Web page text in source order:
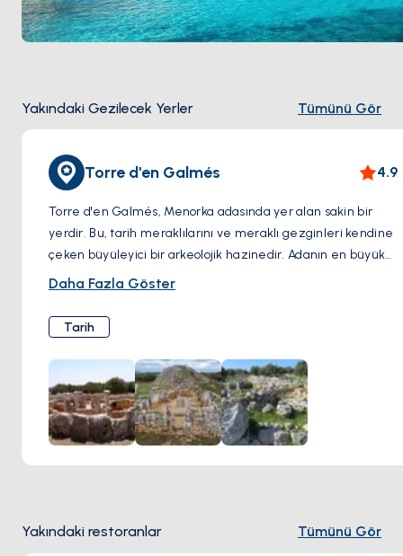
Yakındaki Gezilecek Yerler Tümünü Gör
Torre d'en Galmés 4.9
Torre d'en Galmés, Menorka adasında yer alan sakin bir
yerdir. Bu, tarih meraklılarını ve meraklı gezginleri kendine
çeken büyüleyici bir arkeolojik hazinedir. Adanın en büyük
ve etkileyici Talayotik sitelerinden biri olarak, bu antik
Adaları'nın tarihöncesi dönemine benzersiz bir bakış sunar.
Ziyaretçiler, döneminin yaratıcı mühendislik tekniklerini
sergileyen talayotlar (taş kuleler), taulalar (T şeklinde taş
anıtlar) ve antik konutlar da dahil olmak üzere çeşitli iyi
korunmuş yapıları keşfedebilirler.
Daha Fazla Göster
Tarih
Yakındaki restoranlar Tümünü Gör